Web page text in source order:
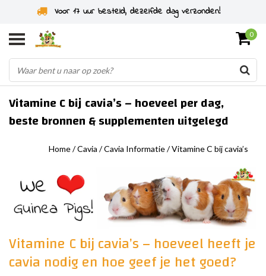
Specialist in knaagdieren sinds 2011
0
Vitamine C bij cavia’s – hoeveel per dag,
beste bronnen & supplementen uitgelegd
Home/Cavia /Cavia Informatie/Vitamine C bij cavia’s
Vitamine C bij cavia’s – hoeveel heeft je
cavia nodig en hoe geef je het goed?